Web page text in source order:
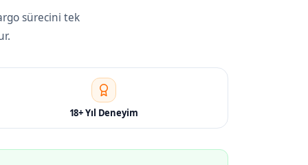
sürecini tek
18+ Yıl Deneyim